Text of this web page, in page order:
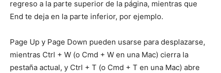
regreso a la parte superior de la página, mientras que
End te deja en la parte inferior, por ejemplo.
Page Up y Page Down pueden usarse para desplazarse,
mientras Ctrl + W (o Cmd + W en una Mac) cierra la
pestaña actual, y Ctrl + T (o Cmd + T en una Mac) abre